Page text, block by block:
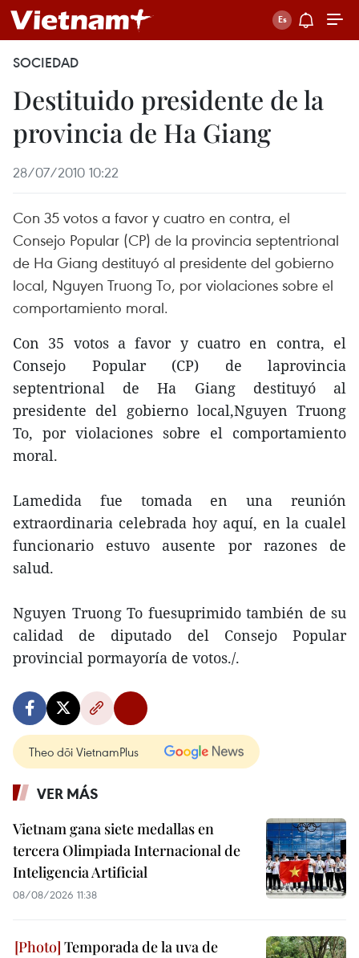
SOCIEDAD
Destituido presidente de la
provincia de Ha Giang
28/07/2010 10:22
Con 35 votos a favor y cuatro en contra, el
Consejo Popular (CP) de la provincia septentrional
de Ha Giang destituyó al presidente del gobierno
local, Nguyen Truong To, por violaciones sobre el
comportamiento moral.
Con 35 votos a favor y cuatro en contra, el
Consejo Popular (CP) de laprovincia
septentrional de Ha Giang destituyó al
presidente del gobierno local,Nguyen Truong
To, por violaciones sobre el comportamiento
moral.
Lamedida fue tomada en una reunión
extraordinaria celebrada hoy aquí, en la cualel
funcionario estuvo ausente por razones de
salud.
Nguyen Truong To fuesuprimido también de su
calidad de diputado del Consejo Popular
provincial pormayoría de votos./.
Theo dõi VietnamPlus
VER MÁS
Vietnam gana siete medallas en
tercera Olimpiada Internacional de
Inteligencia Artificial
08/08/2026 11:38
Temporada de la uva de